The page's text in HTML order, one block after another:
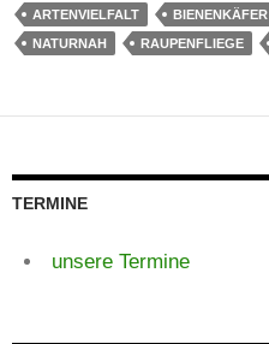
ARTENVIELFALT BIENENKÄFER
NATURNAH
RAUPENFLIEGE
TERMINE
unsere Termine